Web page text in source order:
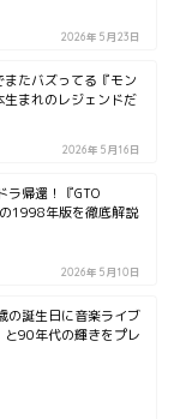
2026年5月23日
またバズってる『モン
まれのレジェンドだ
2026年5月16日
ラ帰還！『GTO
1998年版を徹底解説
2026年5月10日
の誕生日に音楽ライブ
90年代の輝きをプレ